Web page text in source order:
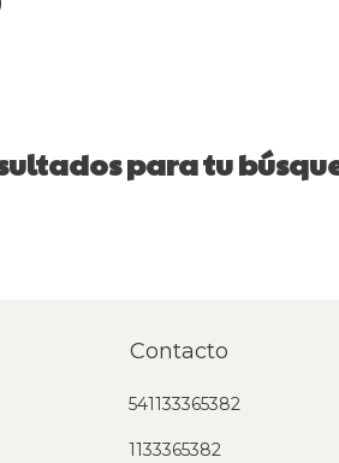
para tu
Contacto
541133365382
1133365382